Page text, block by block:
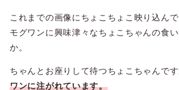
これまでの画像にちょこちょこ映り込ん
モグワンに興味津々なちょこちゃんの食
か。
ちゃんとお座りして待つちょこちゃんです
ワンに注がれています。